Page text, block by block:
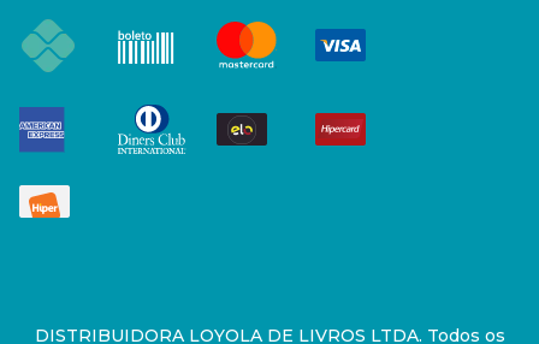
DISTRIBUIDORA LOYOLA DE LIVROS LTDA. Todos os